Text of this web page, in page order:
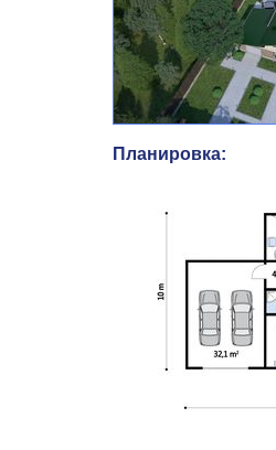
Планировка: